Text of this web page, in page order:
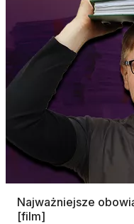
Najważniejsze
[film]